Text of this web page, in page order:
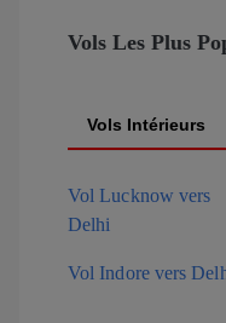
Vols Les Plus
Vols Intérieurs
Vol Lucknow vers
Delhi
Vol Indore vers